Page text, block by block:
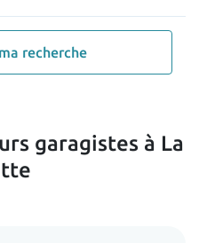
recherche
garagistes à La